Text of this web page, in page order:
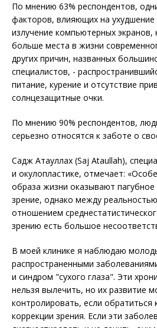
По мнению 63% респондентов,
факторов, влияющих на ухудшение
излучение компьютерных
больше места в жизни
других причин, названных
специалистов, -
питание, курение и отсутствие
солнцезащитные очки.
По мнению 90% респондентов,
серьезно относятся к заботе о
Садж Атауллах (Saj Ataullah),
и окулопластике, отмечает:
образа жизни оказывают
зрение, однако между
отношением
зрению есть большое
В моей клинике я наблюдаю
распространенными
и синдром "сухого глаза". Эти
нельзя вылечить, но их развитие
контролировать, если обратиться
коррекции зрения. Если эти